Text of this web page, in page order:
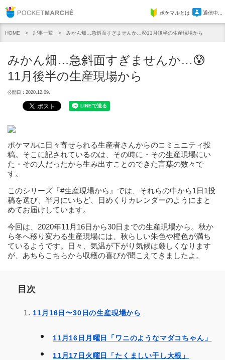
Pocket Marcheポケマルとは 通信中...
HOME 記事一覧 みかん畑…急斜面すぎませんか…😰11月後半の生産現場から
みかん畑…急斜面すぎませんか…😰
11月後半の生産現場から
公開日：2020.12.09.
ポケマルに日々寄せられる生産者さんからのコミュニティ投
稿。そこに記されているのは、その時に・その生産現場にい
た・その人だったから生み出すことのできた言葉の数々で
す。
このシリーズ『#生産現場から』では、それらの中から1日1投
稿を選び、半月にいちど、日めくりカレンダーのようにまと
めてお届けしています。
今回は、2020年11月16日から30日までの生産現場から。秋か
ら冬へ移り変わる生産現場には、秋らしい朱色や橙色が満ち
ているようです。日々、気温が下がり気候は厳しくなります
が、あちらこちらから収穫の喜びが聞こえてきましたよ。
目次
11月16日〜30日の生産現場から
11月16日月曜日「ワニのようなマダコちゃん」
11月17日火曜日「たくましい干し大根」